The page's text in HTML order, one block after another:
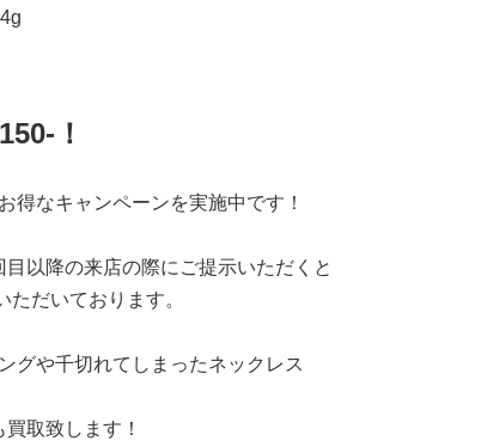
！
得なキャンペーンを実施中です！
以降の来店の際にご提示いただくと
だいております。
グや千切れてしまったネックレス
取致します！